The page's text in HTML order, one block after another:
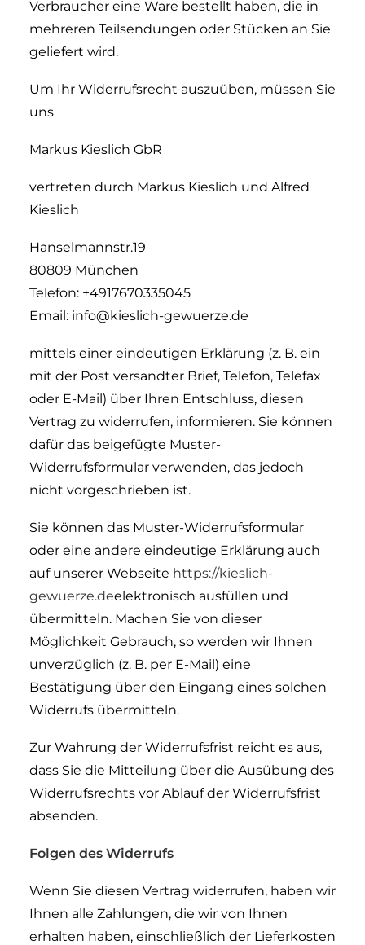
Verbraucher eine Ware bestellt haben, die in
mehreren Teilsendungen oder Stücken an Sie
geliefert wird.
Um Ihr Widerrufsrecht auszuüben, müssen Sie
uns
Markus Kieslich GbR
vertreten durch Markus Kieslich und Alfred
Kieslich
Hanselmannstr.19
80809 München
Telefon: +4917670335045
Email: info@kieslich-gewuerze.de
mittels einer eindeutigen Erklärung (z. B. ein
mit der Post versandter Brief, Telefon, Telefax
oder E-Mail) über Ihren Entschluss, diesen
Vertrag zu widerrufen, informieren. Sie können
dafür das beigefügte Muster-
Widerrufsformular verwenden, das jedoch
nicht vorgeschrieben ist.
Sie können das Muster-Widerrufsformular
oder eine andere eindeutige Erklärung auch
auf unserer Webseite https://kieslich-
gewuerze.deelektronisch ausfüllen und
übermitteln. Machen Sie von dieser
Möglichkeit Gebrauch, so werden wir Ihnen
unverzüglich (z. B. per E-Mail) eine
Bestätigung über den Eingang eines solchen
Widerrufs übermitteln.
Zur Wahrung der Widerrufsfrist reicht es aus,
dass Sie die Mitteilung über die Ausübung des
Widerrufsrechts vor Ablauf der Widerrufsfrist
absenden.
Folgen des Widerrufs
Wenn Sie diesen Vertrag widerrufen, haben wir
Ihnen alle Zahlungen, die wir von Ihnen
erhalten haben, einschließlich der Lieferkosten